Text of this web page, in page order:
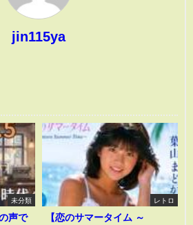
jin115ya
未分類
声で
レトロ
【恋のサマータイム ～